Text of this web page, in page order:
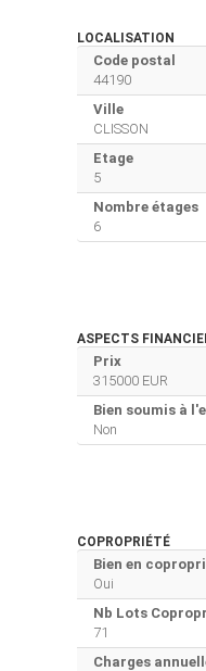
LOCALISATION
Code postal
44190
Ville
CLISSON
Etage
5
Nombre étages
6
ASPECTS
Prix
315000 EUR
Bien soumis à
Non
COPROPRIÉTÉ
Bien en
Oui
Nb Lots
71
Charges